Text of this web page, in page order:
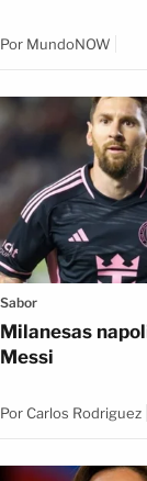
Por MundoNOW
Sabor
Milanesas
Messi
Por Carlos Rodriguez